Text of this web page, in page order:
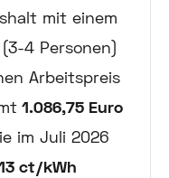
mit einem
4 Personen)
Arbeitspreis
1.086,75 Euro
im Juli 2026
ct/kWh